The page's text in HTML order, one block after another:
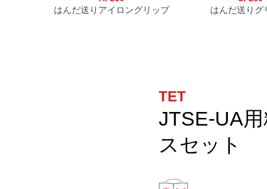
はんだ送りアイロングリップ はんだ送りグ
TET
JTSE-UA
スセット